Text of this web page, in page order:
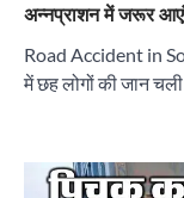
अन्नप्राशन में जरूर
Road Accident in
में छह लोगों की जान